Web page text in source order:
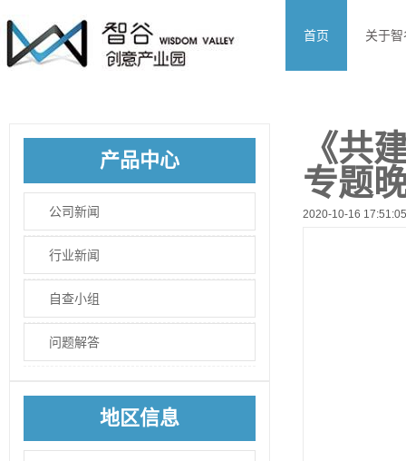
首页 关于智
产品中心
公司新闻
行业新闻
自查小组
问题解答
地区信息
《共
专题
2020-10-16 17:51:05